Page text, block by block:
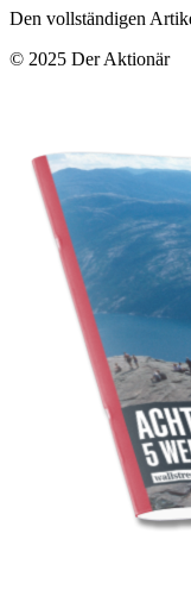
Den vollständigen
© 2025 Der Aktionär